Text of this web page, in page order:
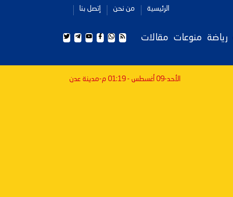
الرئيسية من نحن إتصل بنا
رياضة منوعات مقالات
الأحد-09 أغسطس - 01:19 م -مدينة عدن